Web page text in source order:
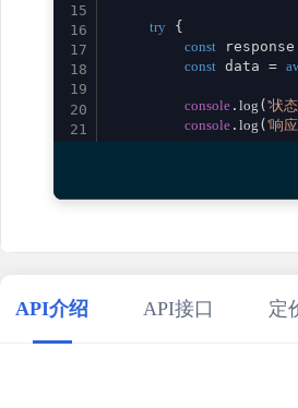
15
16
17
18
19
20
21
30
32
try {
const
const data =
console . log ( '状
console . log ( '响
console.error('请
// 使用示例
calculatorHiking
API介绍 API接口 定